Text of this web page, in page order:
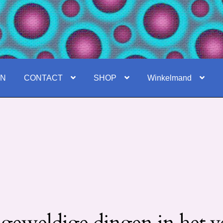
CONTACT SHOP Winkelmand